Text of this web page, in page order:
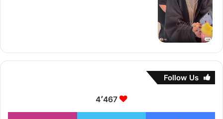
Follow Us
4٬467